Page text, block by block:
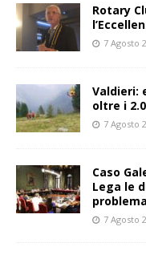
Rotary
7 Agosto
Valdieri:
oltre i
7 Agosto
Caso
Lega le
7 Agosto